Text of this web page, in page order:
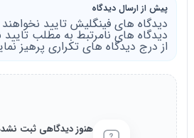
پیش از ارسال دیدگاه
دیدگاه های فینگلیش تایید
دیدگاه های نامرتبط به مطلب
از درج دیدگاه های تکراری پرهیز
هنوز دیدگاهی ثبت